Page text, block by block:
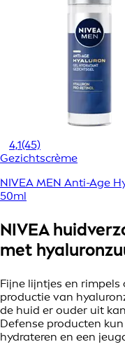
4,1(45)
Gezichtscrème
NIVEA MEN Anti-Age
50ml
NIVEA
met
Fijne lijntjes en
productie van
de huid er ouder uit
Defense producten
hydrateren en een